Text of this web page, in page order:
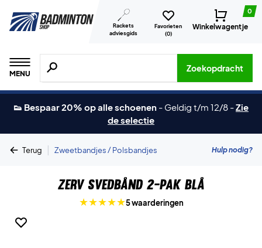
Rackets
adviesgids
Favorieten
(0)
0
Winkelwagentje
MENU
Zoeken naar producten, merken etc.
Zoekopdracht
👟 Bespaar 20% op alle schoenen - Geldig t/m 12/8 -Zie
de selectie
Terug | Zweetbandjes / Polsbandjes Hulp nodig?
ZERV Svedbånd 2-Pak Blå
5 waarderingen